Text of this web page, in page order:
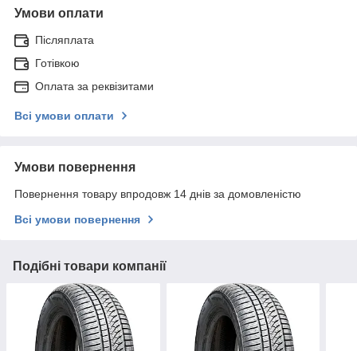
Умови оплати
Післяплата
Готівкою
Оплата за реквізитами
Всі умови оплати
Умови повернення
Повернення товару впродовж 14 днів за домовленістю
Всі умови повернення
Подібні товари компанії